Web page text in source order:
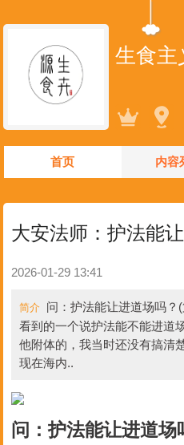
生食主
首页 内容
大安法师：护法能
2026-01-29 13:41
简介 问：护法能让进道场吗
看到的一个说护法能不能进道
他附体的，我当时还没有搞清
现在海内..
问：护法能让进道